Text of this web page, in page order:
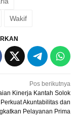
Wakif
Pos berikutnya
Kinerja Kantah Solok
Akuntabilitas dan
Pelayanan Prima